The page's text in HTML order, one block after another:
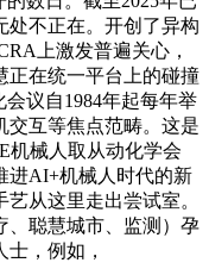
处不正在。开创了异构
上激发普遍关心，
正在统一平台上的碰撞
议自1984年起每年举
交互等焦点范畴。这是
机械人取从动化学会
进AI+机械人时代的新
从这里走出尝试室。
、聪慧城市、监测）孕
，例如，